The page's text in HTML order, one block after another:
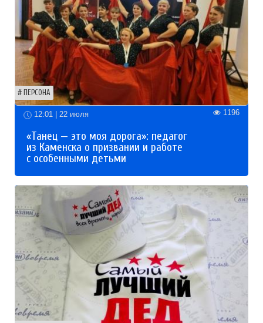
ПЕРСОНА
12:01 | 22 июля 1196
«Танец — это моя дорога»: педагог
из Каменска о призвании и работе
с особенными детьми